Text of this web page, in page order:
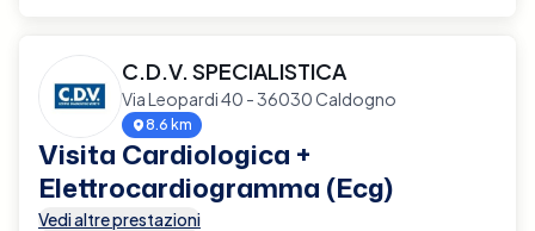
C.D.V. SPECIALISTICA
Via Leopardi 40 - 36030 Caldogno
8.6 km
Visita Cardiologica +
Elettrocardiogramma (Ecg)
Vedi altre prestazioni